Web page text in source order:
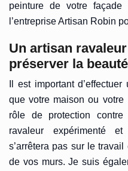
peinture de votre
l’entreprise Artisan Robin
Un artisan
préserver la
Il est important
que votre maison ou votre
rôle de protection
ravaleur expérimenté
s’arrêtera pas sur le
de vos murs. Je suis